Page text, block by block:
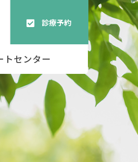
診療予約
トセンター